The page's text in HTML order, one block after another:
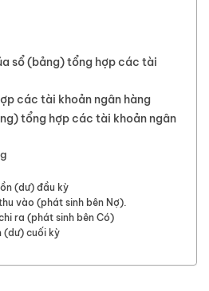
sổ (bảng) tổng hợp các tài
các tài khoản ngân hàng
tổng hợp các tài khoản ngân
(dư) đầu kỳ
vào (phát sinh bên Nợ).
ra (phát sinh bên Có)
(dư) cuối kỳ